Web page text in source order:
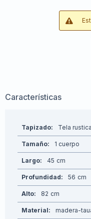
Características
Tapizado Tela rustica
Tamaño 1 cuerpo
Largo 45
Profundidad 56
Alto 82
Material madera-